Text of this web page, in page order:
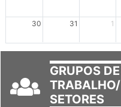
30 31 1
GRUPOS DE
TRABALHO/
SETORES